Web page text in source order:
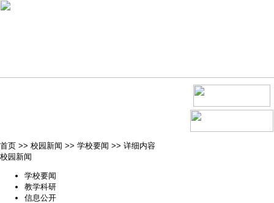
首页 >> 校园新闻 >> 学校要闻 >> 详细内容
校园新闻
学校要闻
教学科研
信息公开